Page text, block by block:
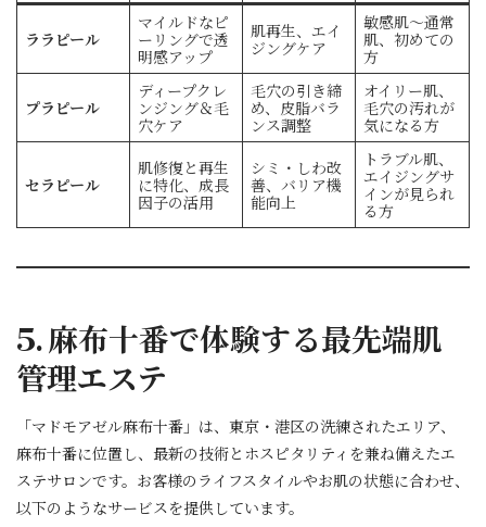
ララピール
マイルドなピ
ーリングで透
明感アップ
肌再生、エイ
ジングケア
敏感肌～通常
肌、初めての
方
プラピール
ディープクレ
ンジング＆毛
穴ケア
毛穴の引き締
め、皮脂バラ
ンス調整
オイリー肌、
毛穴の汚れが
気になる方
セラピール
肌修復と再生
に特化、成長
因子の活用
シミ・しわ改
善、バリア機
能向上
トラブル肌、
エイジングサ
インが見られ
る方
5. 麻布十番で体験する最先端肌
管理エステ
「マドモアゼル麻布十番」は、東京・港区の洗練されたエリア、
麻布十番に位置し、最新の技術とホスピタリティを兼ね備えたエ
ステサロンです。お客様のライフスタイルやお肌の状態に合わせ、
以下のようなサービスを提供しています。